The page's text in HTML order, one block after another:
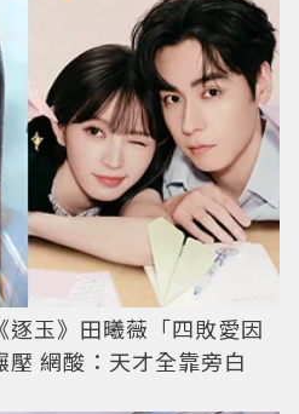
玉》田曦薇「四敗愛因
網酸：天才全靠旁白